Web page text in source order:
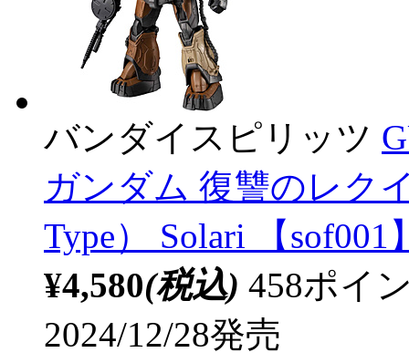
バンダイスピリッツ
ガンダム 復讐のレク
Type） Solari 【sof001
¥4,580(税込) 458ポイ
2024/12/28発売